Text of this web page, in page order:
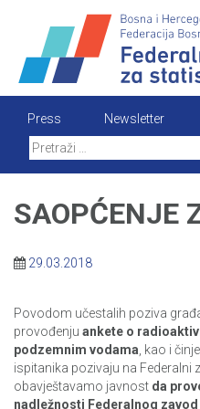
content
Press Newsletter
SAOPĆENJE
29.03.2018
Povodom učestalih poziva
provođenju ankete o
podzemnim vodama , kao i
ispitanika pozivaju na Federalni
obavještavamo javnost da
nadležnosti Federalnog